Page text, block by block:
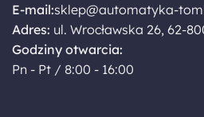
E-mail:sklep@automatyka-
Adres: ul. Wrocławska 26, 62-
Godziny otwarcia:
Pn - Pt / 8:00 - 16:00